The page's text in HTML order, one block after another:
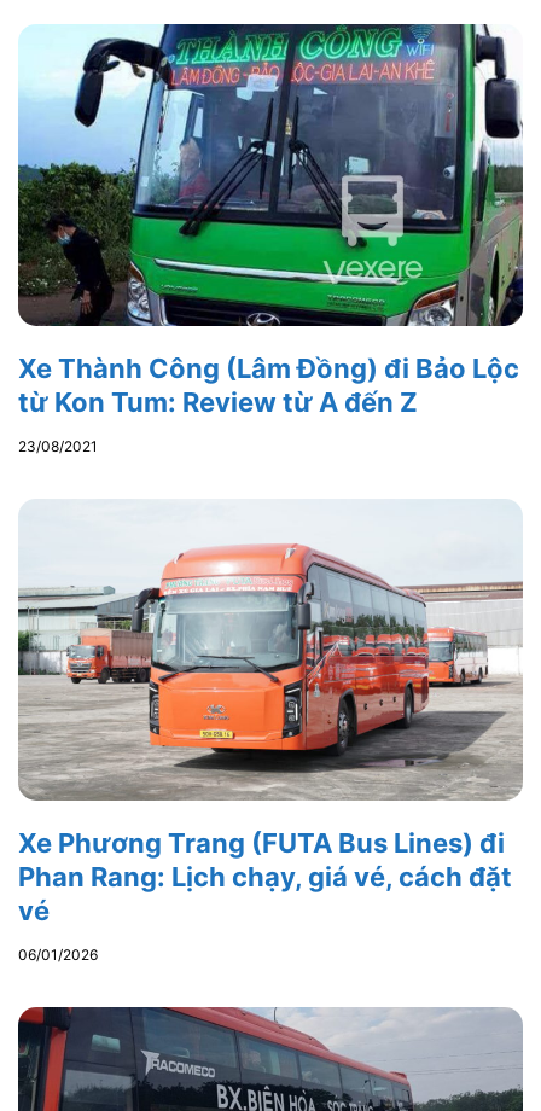
Xe Thành Công (Lâm Đồng) đi Bảo Lộc
từ Kon Tum: Review từ A đến Z
23/08/2021
Xe Phương Trang (FUTA Bus Lines) đi
Phan Rang: Lịch chạy, giá vé, cách đặt
vé
06/01/2026